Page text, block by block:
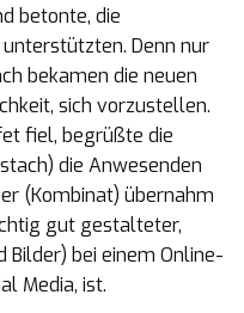
betonte, die
Denn nur
bekamen die neuen
sich vorzustellen.
fiel, begrüßte die
die Anwesenden
(Kombinat) übernahm
gut gestalteter,
bei einem Online-
Media, ist.